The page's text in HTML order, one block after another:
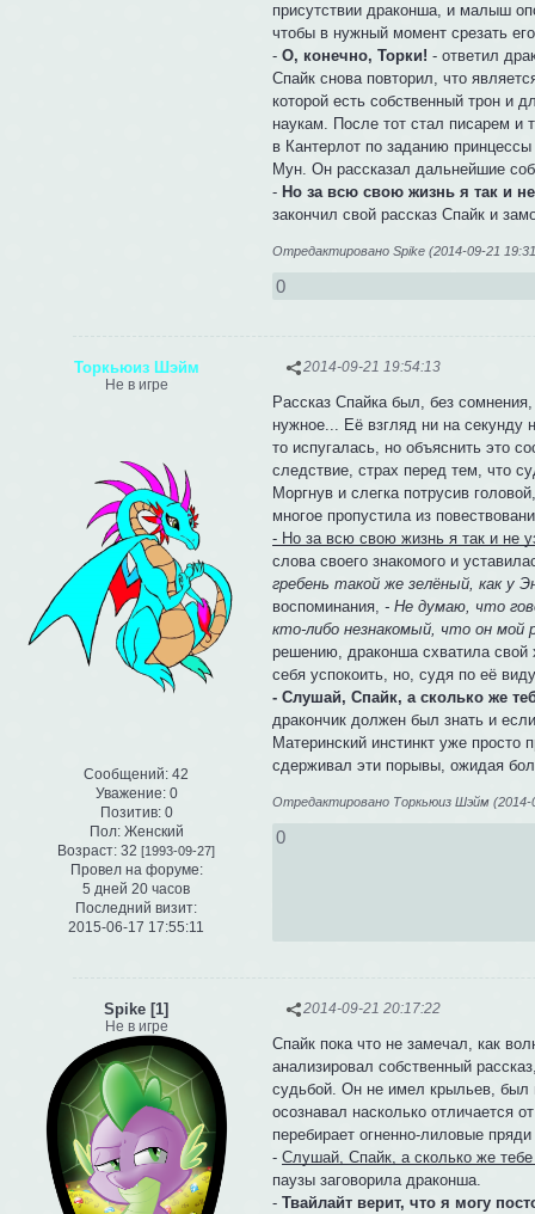
присутствии драконша, и малыш
чтобы в нужный момент срезать
-О, конечно, Торки! - ответил
Спайк снова повторил, что
которой есть собственный трон и
наукам. После тот стал писарем и
в Кантерлот по заданию
Мун. Он рассказал дальнейшие
- Но за всю свою жизнь я так и
закончил свой рассказ Спайк и
Отредактировано Spike (2014-09-21
0
2014-09-21 19:54:13
Торкьюиз Шэйм
Не в игре
Сообщений: 42
Уважение: 0
Позитив: 0
Пол:Женский
Возраст: 32 [1993-09-27]
Провел на форуме:
5 дней 20 часов
Последний визит:
2015-06-17 17:55:11
Рассказ Спайка был, без
нужное... Её взгляд ни на секунду
то испугалась, но объяснить это
следствие, страх перед тем, что
Моргнув и слегка потрусив
многое пропустила из
- Но за всю свою жизнь я так и не
слова своего знакомого и
гребень такой же зелёный, как у
воспоминания,- Не думаю, что
кто-либо незнакомый, что он мой
решению, драконша схватила свой
себя успокоить, но, судя по её
- Слушай, Спайк, а сколько же
дракончик должен был знать и
Материнский инстинкт уже просто
сдерживал эти порывы, ожидая
Отредактировано Торкьюиз Шэйм (2014-
0
2014-09-21 20:17:22
Spike [1]
Не в игре
Спайк пока что не замечал, как
анализировал собственный
судьбой. Он не имел крыльев, был
осознавал насколько отличается
перебирает огненно-лиловые
-Слушай, Спайк, а сколько же
паузы заговорила драконша.
-Твайлайт верит, что я могу